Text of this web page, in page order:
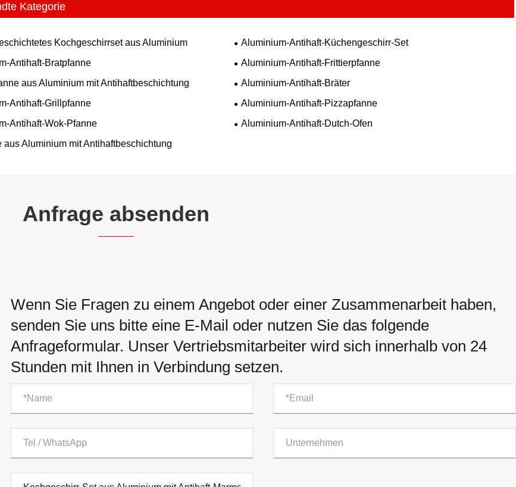
Kategorie
Kochgeschirrset aus Aluminium
Aluminium-Antihaft-Küchengeschirr-Set
Antihaft-Bratpfanne
Aluminium-Antihaft-Frittierpfanne
aus Aluminium mit Antihaftbeschichtung
Aluminium-Antihaft-Bräter
Antihaft-Grillpfanne
Aluminium-Antihaft-Pizzapfanne
Antihaft-Wok-Pfanne
Aluminium-Antihaft-Dutch-Ofen
aus Aluminium mit Antihaftbeschichtung
Anfrage absenden
Wenn Sie Fragen zu einem Angebot oder einer Zusammenarbeit haben,
senden Sie uns bitte eine E-Mail oder nutzen Sie das folgende
Anfrageformular. Unser Vertriebsmitarbeiter wird sich innerhalb von 24
Stunden mit Ihnen in Verbindung setzen.